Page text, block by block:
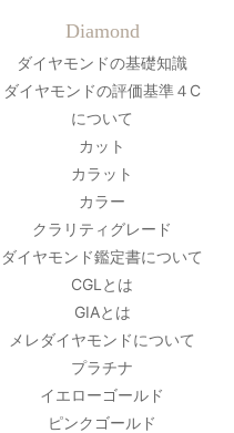
Diamond
ダイヤモンドの基礎知識
ダイヤモンドの評価基準４C
について
カット
カラット
カラー
クラリティグレード
ダイヤモンド鑑定書について
CGLとは
GIAとは
メレダイヤモンドについて
プラチナ
イエローゴールド
ピンクゴールド